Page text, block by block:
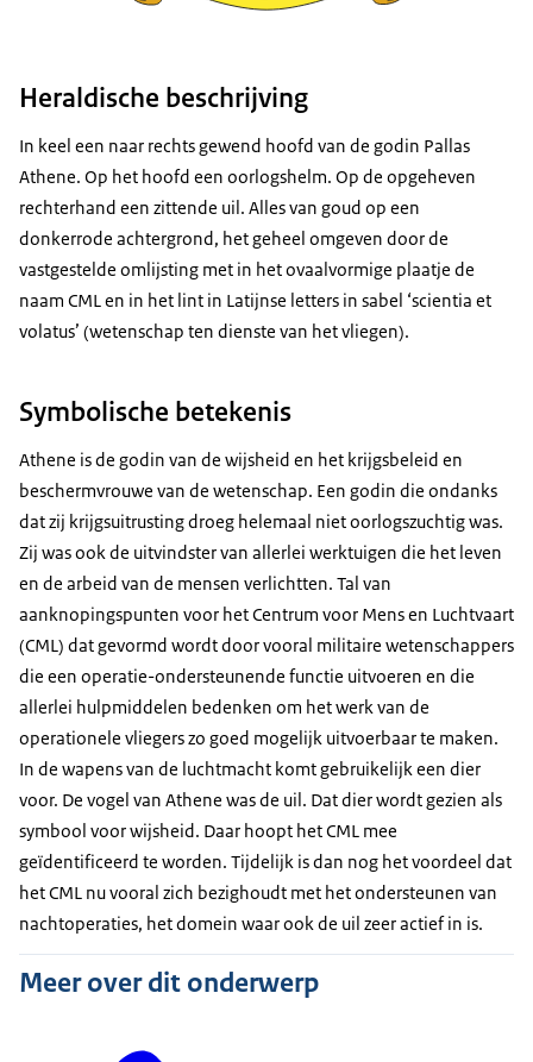
Heraldische beschrijving
In keel een naar rechts gewend hoofd van de godin Pallas
Athene. Op het hoofd een oorlogshelm. Op de opgeheven
rechterhand een zittende uil. Alles van goud op een
donkerrode achtergrond, het geheel omgeven door de
vastgestelde omlijsting met in het ovaalvormige plaatje de
naam CML en in het lint in Latijnse letters in sabel ‘scientia et
volatus’ (wetenschap ten dienste van het vliegen).
Symbolische betekenis
Athene is de godin van de wijsheid en het krijgsbeleid en
beschermvrouwe van de wetenschap. Een godin die ondanks
dat zij krijgsuitrusting droeg helemaal niet oorlogszuchtig was.
Zij was ook de uitvindster van allerlei werktuigen die het leven
en de arbeid van de mensen verlichtten. Tal van
aanknopingspunten voor het Centrum voor Mens en Luchtvaart
(CML) dat gevormd wordt door vooral militaire wetenschappers
die een operatie-ondersteunende functie uitvoeren en die
allerlei hulpmiddelen bedenken om het werk van de
operationele vliegers zo goed mogelijk uitvoerbaar te maken.
In de wapens van de luchtmacht komt gebruikelijk een dier
voor. De vogel van Athene was de uil. Dat dier wordt gezien als
symbool voor wijsheid. Daar hoopt het CML mee
geïdentificeerd te worden. Tijdelijk is dan nog het voordeel dat
het CML nu vooral zich bezighoudt met het ondersteunen van
nachtoperaties, het domein waar ook de uil zeer actief in is.
Meer over dit onderwerp